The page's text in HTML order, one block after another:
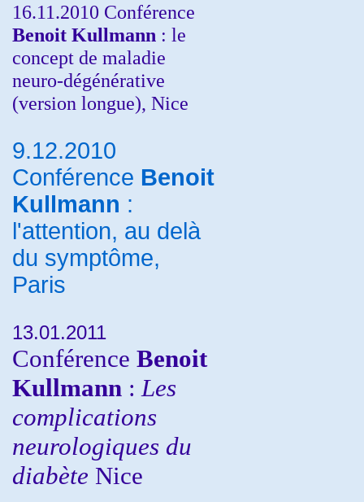
16.11.2010 Conférence
Benoit Kullmann : le
concept de maladie
neuro-dégénérative
(version longue), Nice
9.12.2010
Conférence Benoit
Kullmann :
l'attention, au delà
du symptôme,
Paris
13.01.2011
Conférence Benoit
Kullmann : Les
complications
neurologiques du
diabète Nice